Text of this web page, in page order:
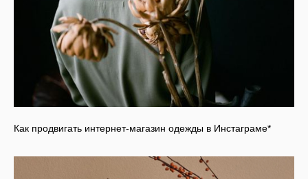
Как продвигать интернет-магазин одежды в Инстаграме*